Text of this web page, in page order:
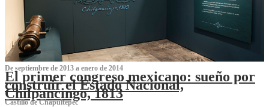
De septiembre de 2013 a enero de 2014
El primer congreso mexicano: sueño por
construir el Estado Nacional,
Chilpancingo, 1813
Castillo de Chapultepec